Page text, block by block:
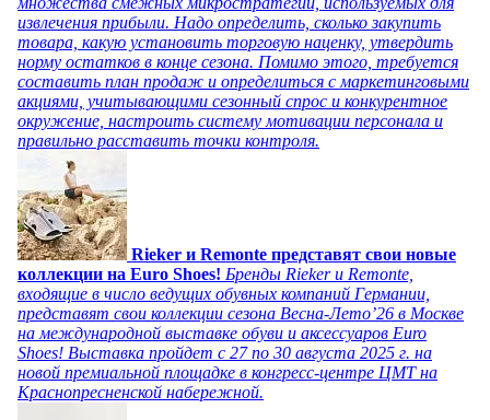
извлечения прибыли. Надо определить, сколько закупить
товара, какую установить торговую наценку, утвердить
норму остатков в конце сезона. Помимо этого, требуется
составить план продаж и определиться с маркетинговыми
акциями, учитывающими сезонный спрос и конкурентное
окружение, настроить систему мотивации персонала и
правильно расставить точки контроля.
Rieker и Remonte представят свои новые
коллекции на Euro Shoes! Бренды Rieker и Remonte,
входящие в число ведущих обувных компаний Германии,
представят свои коллекции сезона Весна-Лето’26 в Москве
на международной выставке обуви и аксессуаров Euro
Shoes! Выставка пройдет c 27 по 30 августа 2025 г. на
новой премиальной площадке в конгресс-центре ЦМТ на
Краснопресненской набережной.